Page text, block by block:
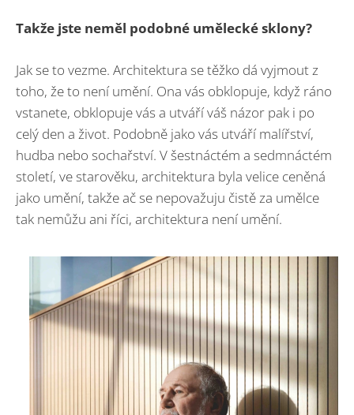
Takže jste neměl podobné umělecké sklony?
Jak se to vezme. Architektura se těžko dá vyjmout z
toho, že to není umění. Ona vás obklopuje, když ráno
vstanete, obklopuje vás a utváří váš názor pak i po
celý den a život. Podobně jako vás utváří malířství,
hudba nebo sochařství. V šestnáctém a sedmnáctém
století, ve starověku, architektura byla velice ceněná
jako umění, takže ač se nepovažuju čistě za umělce
tak nemůžu ani říci, architektura není umění.